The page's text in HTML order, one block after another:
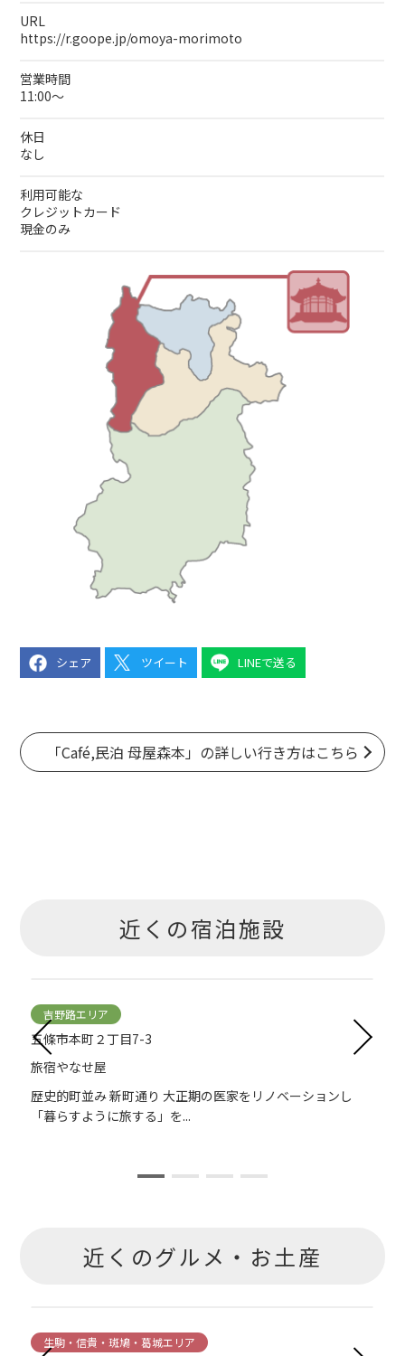
URL
https://r.goope.jp/omoya-morimoto
営業時間
11:00～
休日
なし
利用可能な
クレジットカード
現金のみ
シェア ツイート LINEで送る
「Café,民泊 母屋森本」の詳しい行き方はこちら
近くの宿泊施設
吉野路エリア
五條市本町２丁目7-3
旅宿やなせ屋
歴史的町並み 新町通り 大正期の医家をリノベーションし
「暮らすように旅する」を...
近くのグルメ・お土産
生駒・信貴・斑鳩・葛城エリア